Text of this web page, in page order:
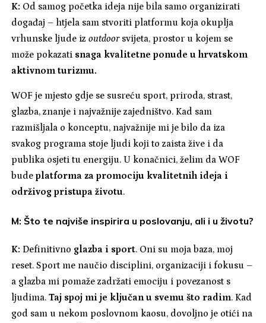
K: Od samog početka ideja nije bila samo organizirati
događaj – htjela sam stvoriti platformu koja okuplja
vrhunske ljude izoutdoorsvijeta, prostor u kojem se
može pokazati snaga kvalitetne ponude u hrvatskom
aktivnom turizmu.
WOF je mjesto gdje se susreću sport, priroda, strast,
glazba, znanje i najvažnije zajedništvo. Kad sam
razmišljala o konceptu, najvažnije mi je bilo da iza
svakog programa stoje ljudi koji to zaista žive i da
publika osjeti tu energiju. U konačnici, želim da WOF
budeplatforma za promociju kvalitetnih ideja i
održivog pristupa životu.
M: Što te najviše inspirira u poslovanju, ali i u životu?
K: Definitivno glazba i sport. Oni su moja baza, moj
reset. Sport me naučio disciplini, organizaciji i fokusu –
a glazba mi pomaže zadržati emociju i povezanost s
ljudima.Taj spoj mi je ključan u svemu što radim. Kad
god sam u nekom poslovnom kaosu, dovoljno je otići na